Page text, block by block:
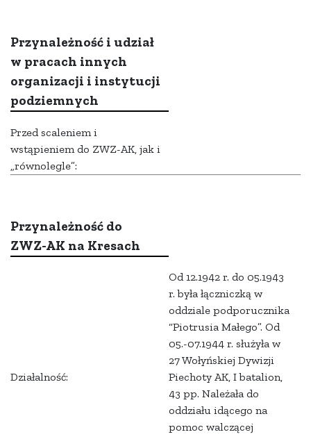
Przynależność i udział
w pracach innych
organizacji i instytucji
podziemnych
Przed scaleniem i
wstąpieniem do ZWZ-AK, jak i
„równolegle”:
Przynależność do
ZWZ-AK na Kresach
Działalność:
Od 12.1942 r. do 05.1943
r. była łączniczką w
oddziale podporucznika
“Piotrusia Małego”. Od
05.-07.1944 r. służyła w
27 Wołyńskiej Dywizji
Piechoty AK, I batalion,
43 pp. Należała do
oddziału idącego na
pomoc walczącej